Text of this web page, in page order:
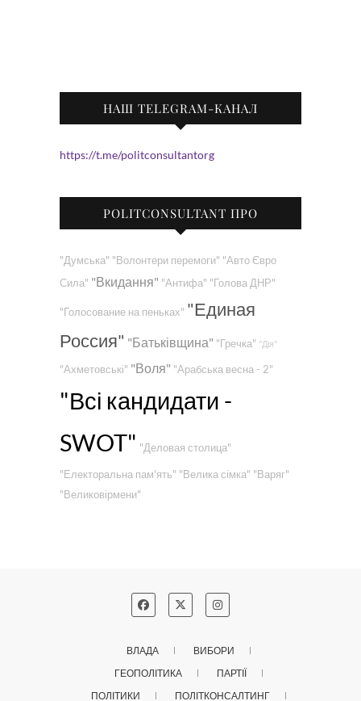
НАШ TELEGRAM-КАНАЛ
https://t.me/politconsultantorg
POLITCONSULTANT ПРО
"Думська" "Волонтери перемоги" "Авто Євро
Сила" "Вкидання" "Антифа" "Голова ДНР"
"Голосование на пеньках" "Единая
Россия" "Батьківщина" "Гречка" "Дія"
"Ахметовські" "Воля" "Арабська весна - 2"
"Всі кандидати -
SWOT" "Деловая столица"
"Електоральна пам'ять" "Велика сімка" "Варяг"
"Великовірмени"
ВЛАДА
ВИБОРИ
ГЕОПОЛІТИКА
ПАРТІЇ
ПОЛІТИКИ
ПОЛІТКОНСАЛТИНГ